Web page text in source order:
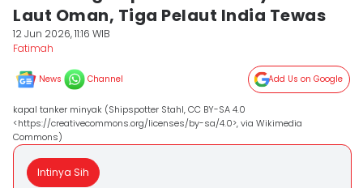
Laut Oman, Tiga Pelaut India Tewas
12 Jun 2026, 11:16 WIB
Fatimah
News Channel Add Us on Google
kapal tanker minyak (Shipspotter Stahl, CC BY-SA 4.0
<https://creativecommons.org/licenses/by-sa/4.0>, via Wikimedia
Commons)
Intinya Sih